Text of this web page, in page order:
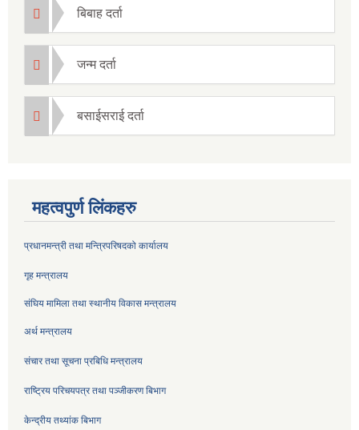
बिबाह दर्ता
जन्म दर्ता
बसाईसराई दर्ता
महत्वपुर्ण लिंकहरु
प्रधानमन्त्री तथा मन्त्रिपरिषदको कार्यालय
गृह मन्त्रालय
संघिय मामिला तथा स्थानीय विकास मन्त्रालय
अर्थ मन्त्रालय
संचार तथा सूचना प्रबिधि मन्त्रालय
राष्ट्रिय परिचयपत्र तथा पञ्जीकरण बिभाग
केन्द्रीय तथ्यांक बिभाग